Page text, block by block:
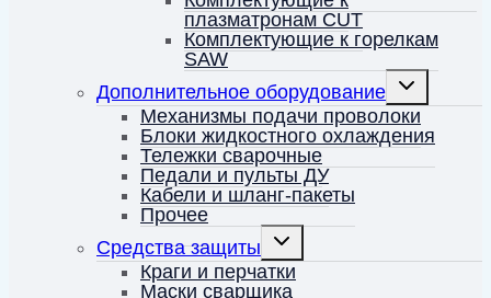
плазматронам CUT
Комплектующие к горелкам
SAW
Дополнительное оборудование
Переключить
меню
Механизмы подачи проволоки
Блоки жидкостного охлаждения
Тележки сварочные
Педали и пульты ДУ
Кабели и шланг-пакеты
Прочее
Средства защиты
Переключить
меню
Краги и перчатки
Маски сварщика